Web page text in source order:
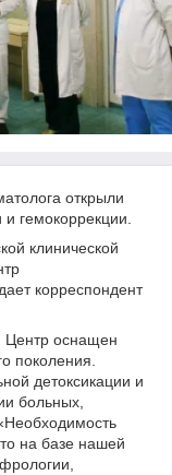
открыли
гемокоррекции.
клинической
корреспондент
Центр оснащен
поколения.
детоксикации и
больных,
на базе нашей